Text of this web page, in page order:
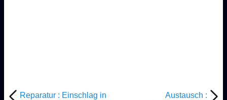
Reparatur : Einschlag in
Austausch :